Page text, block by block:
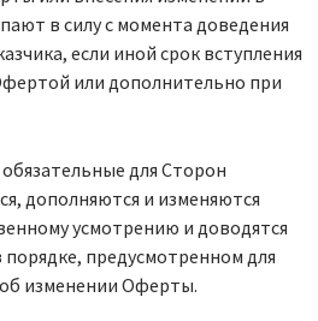
в силу с момента доведения
если иной срок вступления
или дополнительно при
для Сторон
дополняются и изменяются
усмотрению и доводятся
порядке, предусмотренном для
изменении Оферты.